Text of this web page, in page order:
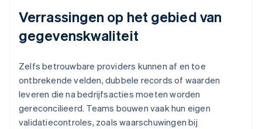
Verrassingen op het gebied van
gegevenskwaliteit
Zelfs betrouwbare providers kunnen af en toe
ontbrekende velden, dubbele records of waarden
leveren die na bedrijfsacties moeten worden
gereconcilieerd. Teams bouwen vaak hun eigen
validatiecontroles, zoals waarschuwingen bij